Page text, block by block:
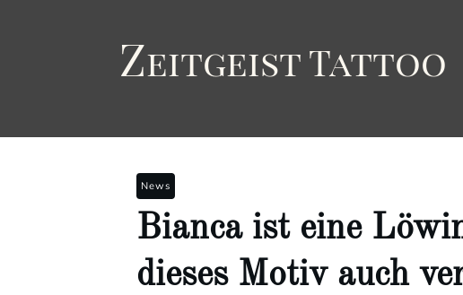
ZeitgeistTattoo
News
Bianca ist eine
dieses Motiv auch